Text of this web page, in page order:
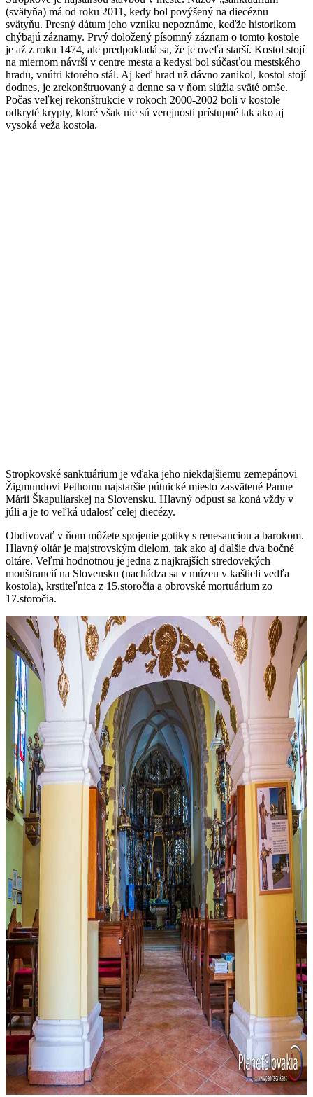
(svätyňa) má od roku 2011, kedy bol povýšený na diecéznu
svätyňu. Presný dátum jeho vzniku nepoznáme, keďže historikom
chýbajú záznamy. Prvý doložený písomný záznam o tomto kostole
je až z roku 1474, ale predpokladá sa, že je oveľa starší. Kostol stojí
na miernom návrší v centre mesta a kedysi bol súčasťou mestského
hradu, vnútri ktorého stál. Aj keď hrad už dávno zanikol, kostol stojí
dodnes, je zrekonštruovaný a denne sa v ňom slúžia sväté omše.
Počas veľkej rekonštrukcie v rokoch 2000-2002 boli v kostole
odkryté krypty, ktoré však nie sú verejnosti prístupné tak ako aj
vysoká veža kostola.
Stropkovské sanktuárium je vďaka jeho niekdajšiemu zemepánovi
Žigmundovi Pethomu najstaršie pútnické miesto zasvätené Panne
Márii Škapuliarskej na Slovensku. Hlavný odpust sa koná vždy v
júli a je to veľká udalosť celej diecézy.
Obdivovať v ňom môžete spojenie gotiky s renesanciou a barokom.
Hlavný oltár je majstrovským dielom, tak ako aj ďalšie dva bočné
oltáre. Veľmi hodnotnou je jedna z najkrajších stredovekých
monštrancií na Slovensku (nachádza sa v múzeu v kaštieli vedľa
kostola), krstiteľnica z 15.storočia a obrovské mortuárium zo
17.storočia.